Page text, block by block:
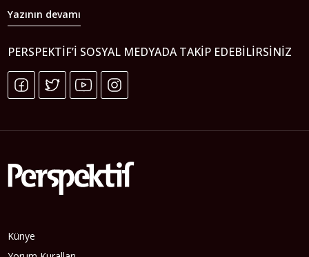
Yazının devamı
PERSPEKTIF’I SOSYAL MEDYADA TAKIP EDEBILIRSINIZ
Künye